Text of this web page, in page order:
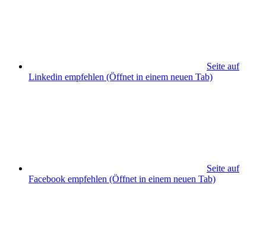
Seite auf
Linkedin empfehlen (Öffnet in einem neuen Tab)
Seite auf
Facebook empfehlen (Öffnet in einem neuen Tab)